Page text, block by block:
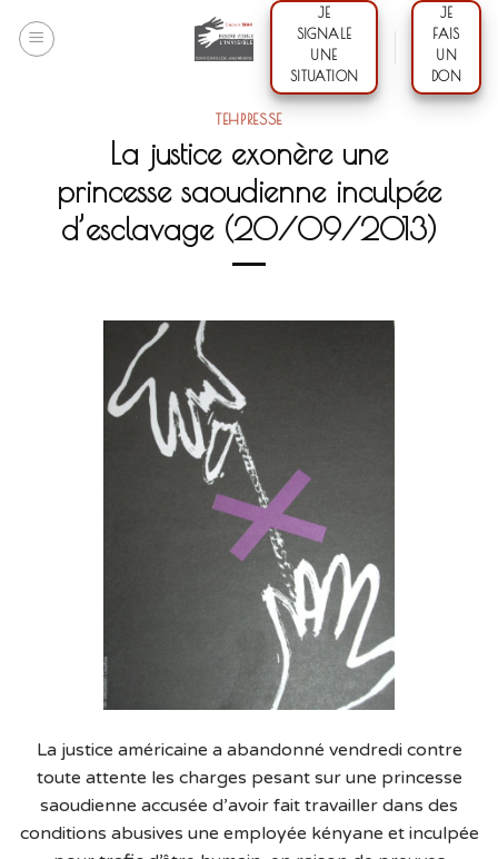
JE
SIGNALE
UNE
SITUATION
JE
FAIS
UN
DON
TEHPRESSE
La justice exonère une
princesse saoudienne inculpée
d’esclavage (20/09/2013)
La justice américaine a abandonné vendredi contre
toute attente les charges pesant sur une princesse
saoudienne accusée d’avoir fait travailler dans des
conditions abusives une employée kényane et inculpée